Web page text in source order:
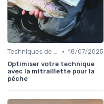
Techniques de Pêche • 18/07/2025
Optimiser votre technique
avec la mitraillette pour la
pêche